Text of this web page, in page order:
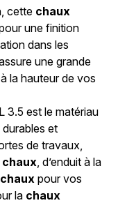
cette chaux
une finition
dans les
une grande
la hauteur de vos
3.5 est le matériau
et
de travaux,
chaux , d’enduit à la
pour vos
la chaux